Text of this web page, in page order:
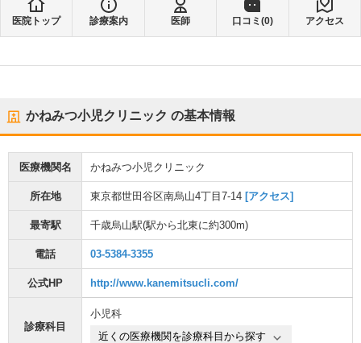
医院トップ 診療案内 医師 口コミ(0) アクセス
かねみつ小児クリニック の基本情報
医療機関名 かねみつ小児クリニック
所在地 東京都世田谷区南烏山4丁目7-14 [アクセス]
最寄駅 千歳烏山駅(駅から北東に約300m)
電話 03-5384-3355
公式HP http://www.kanemitsucli.com/
診療科目
小児科
近くの医療機関を診療科目から探す